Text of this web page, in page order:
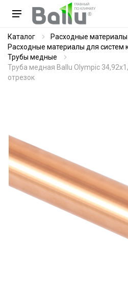
Каталог
Расходные материалы
Расходные материалы для систем
Трубы медные
Труба медная Ballu Olympic
отрезок